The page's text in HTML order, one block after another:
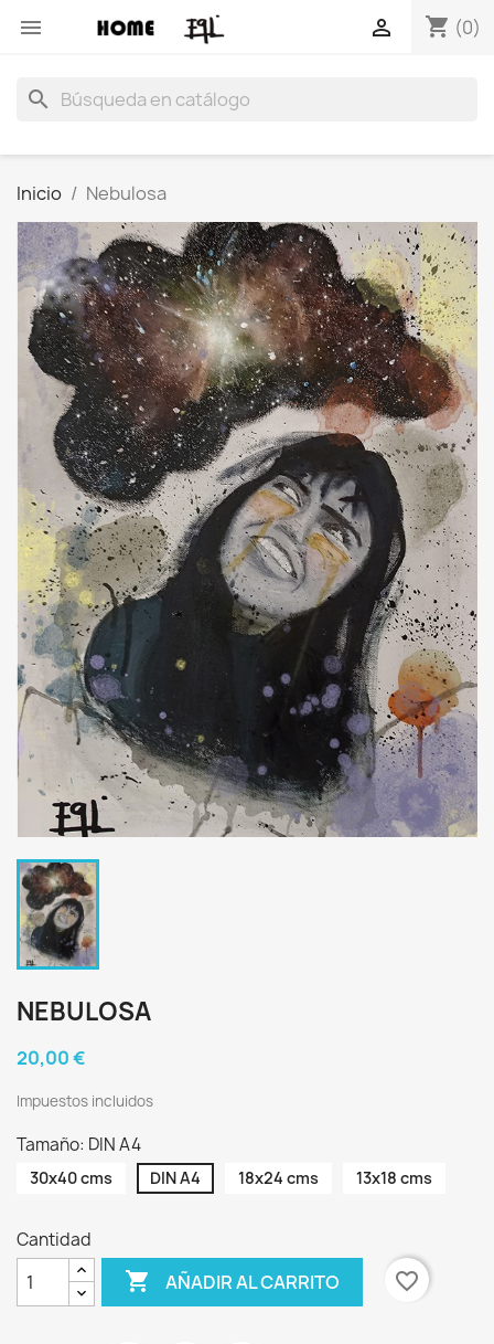
 shopping_cart (0)

search
Inicio Nebulosa
NEBULOSA
20,00 €
Impuestos incluidos
Tamaño: DIN A4
30x40 cms DIN A4 18x24 cms 13x18 cms
Cantidad
 AÑADIR AL CARRITO favorite_border